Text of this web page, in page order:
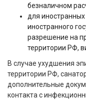
безналичном
для
иностранного
разрешение на
территории РФ,
В случае ухудшения
территории РФ,
дополнительные
контакта с